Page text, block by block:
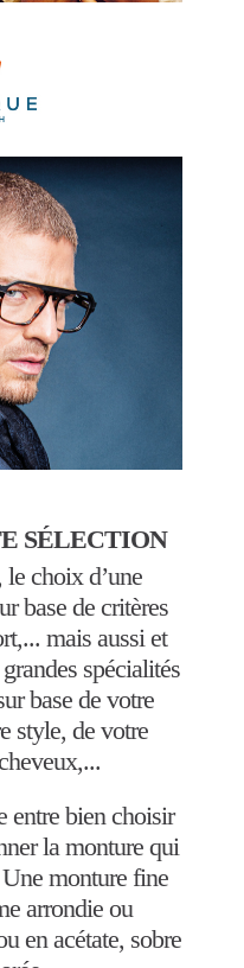
SÉLECTION
le choix d’une
base de critères
mais aussi et
spécialités
base de votre
style, de votre
entre bien choisir
la monture qui
monture fine
arrondie ou
en acétate, sobre